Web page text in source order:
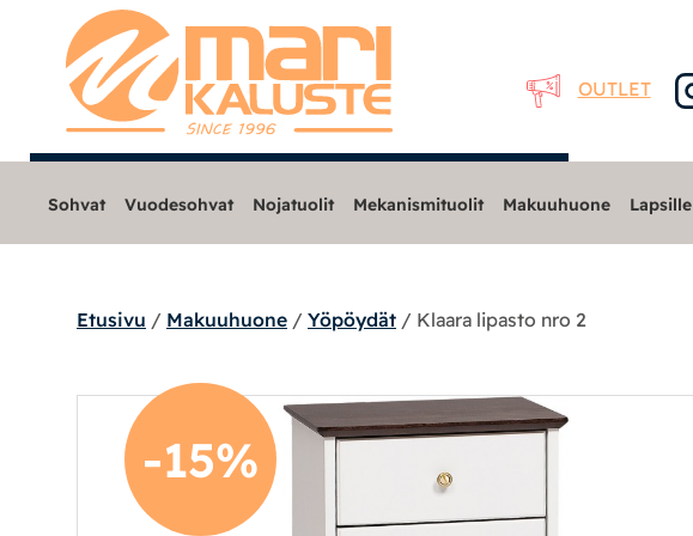
OUTLET
Sohvat
Nojatuolit
Mekanismituolit
Sohvat Vuodesohvat Nojatuolit Mekanismituolit Makuuhuone Lapsille
Etusivu / Makuuhuone / Yöpöydät / Klaara lipasto nro 2
-15%